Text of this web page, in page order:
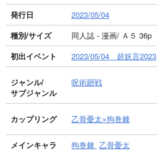
発行日
2023/05/04
種別/サイズ
同人誌 - 漫画/ Ａ５ 36p
初出イベント
2023/05/04 超妖言2023
ジャンル/
サブジャンル
呪術廻戦
カップリング 乙骨憂太×狗巻棘
メインキャラ 狗巻棘 乙骨憂太